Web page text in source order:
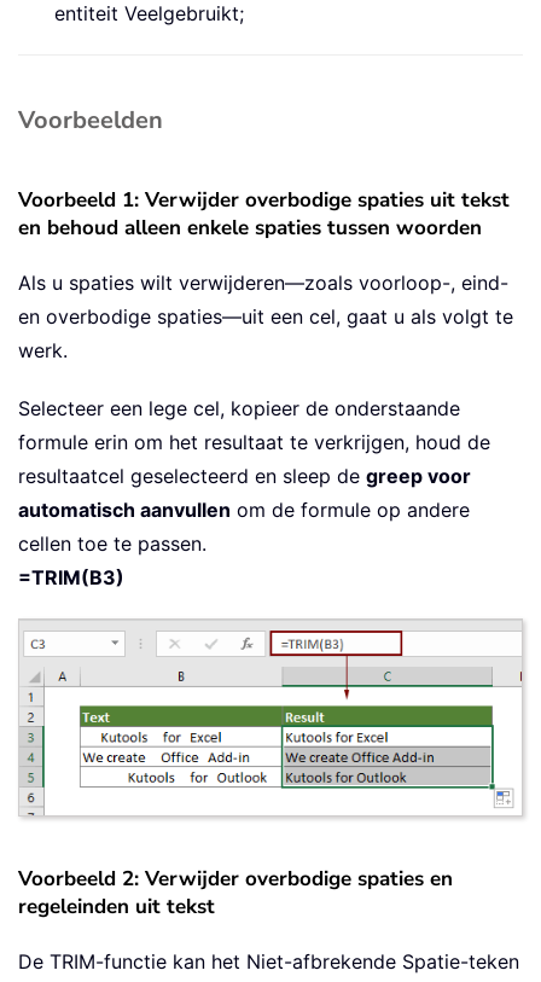
entiteit Veelgebruikt;
Voorbeelden
Voorbeeld 1: Verwijder overbodige spaties uit tekst
en behoud alleen enkele spaties tussen woorden
Als u spaties wilt verwijderen—zoals voorloop-, eind-
en overbodige spaties—uit een cel, gaat u als volgt te
werk.
Selecteer een lege cel, kopieer de onderstaande
formule erin om het resultaat te verkrijgen, houd de
resultaatcel geselecteerd en sleep de greep voor
automatisch aanvullen om de formule op andere
cellen toe te passen.
=TRIM(B3)
Voorbeeld 2: Verwijder overbodige spaties en
regeleinden uit tekst
De TRIM-functie kan het Niet-afbrekende Spatie-teken